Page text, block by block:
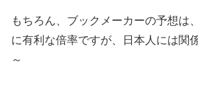
もちろん、ブックメーカーの予想は
に有利な倍率ですが、日本人には関
～